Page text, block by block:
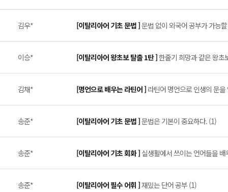
김우* [이탈리아어 기초 문법 ]문법 없이 외국어 공부가 가능
이승* [이탈리아어 왕초보 탈출 1탄 ]한줄기 희망과 같은 왕초
김채* [명언으로 배우는 라틴어 ] 라틴어 명언으로 인생의 문을
송준* [이탈리아어 기초 문법 ]문법은 기본이 중요하다. (1)
송준* [이탈리아어 기초 회화 ] 실생활에서 쓰이는 언어들을
송준* [이탈리아어 필수 어휘 ]재밌는 단어 공부 (1)